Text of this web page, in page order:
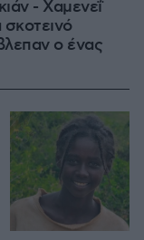
- Χαμενεΐ
ο ένας